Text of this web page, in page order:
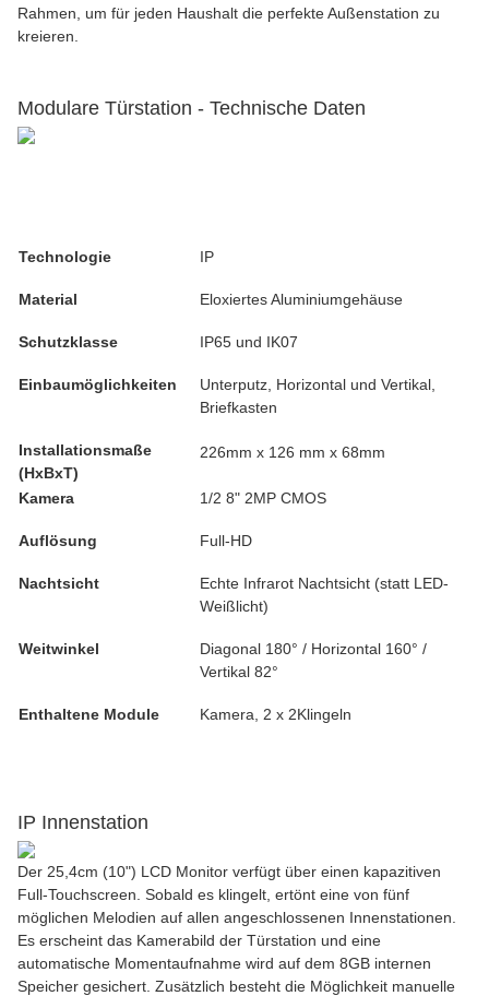
Rahmen, um für jeden Haushalt die perfekte Außenstation zu
kreieren.
Modulare Türstation - Technische Daten
Technologie IP
Material Eloxiertes Aluminiumgehäuse
Schutzklasse IP65 und IK07
Einbaumöglichkeiten
Unterputz, Horizontal und Vertikal,
Briefkasten
Installationsmaße
(HxBxT)
226mm x 126 mm x 68mm
Kamera 1/2 8" 2MP CMOS
Auflösung Full-HD
Nachtsicht
Echte Infrarot Nachtsicht (statt LED-
Weißlicht)
Weitwinkel
Diagonal 180° / Horizontal 160° /
Vertikal 82°
Enthaltene Module Kamera, 2 x 2Klingeln
IP Innenstation
Der 25,4cm (10") LCD Monitor verfügt über einen kapazitiven
Full-Touchscreen. Sobald es klingelt, ertönt eine von fünf
möglichen Melodien auf allen angeschlossenen Innenstationen.
Es erscheint das Kamerabild der Türstation und eine
automatische Momentaufnahme wird auf dem 8GB internen
Speicher gesichert. Zusätzlich besteht die Möglichkeit manuelle